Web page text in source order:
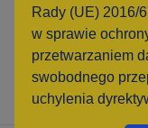
Rady (UE) 2016/
w sprawie
przetwarzaniem
swobodnego
uchylenia